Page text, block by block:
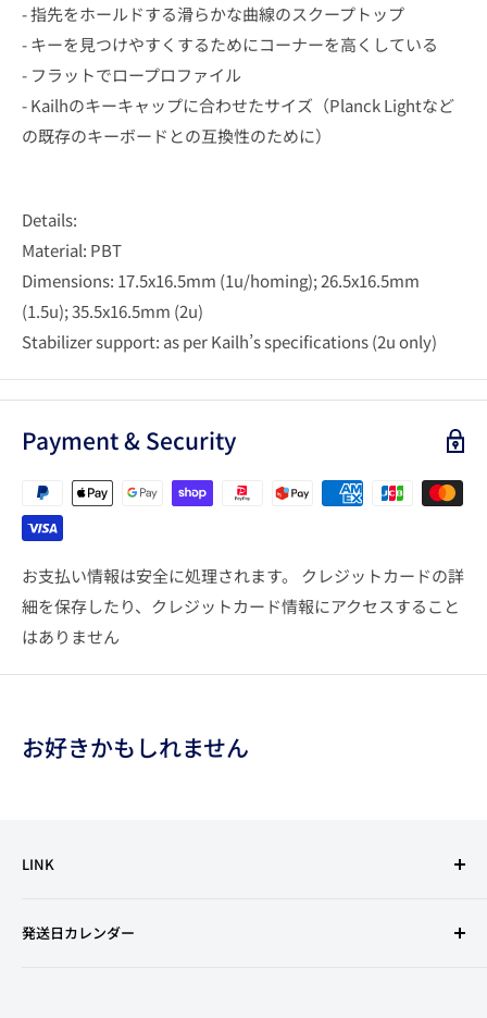
- 指先をホールドする滑らかな曲線のスクープトップ
- キーを見つけやすくするためにコーナーを高くしている
- フラットでロープロファイル
- Kailhのキーキャップに合わせたサイズ（Planck Lightなど
の既存のキーボードとの互換性のために）
Details:
Material: PBT
Dimensions: 17.5x16.5mm (1u/homing); 26.5x16.5mm
(1.5u); 35.5x16.5mm (2u)
Stabilizer support: as per Kailh’s specifications (2u only)
Payment & Security
お支払い情報は安全に処理されます。 クレジットカードの詳
細を保存したり、クレジットカード情報にアクセスすること
はありません
お好きかもしれません
LINK
特定商取引法に基づく表記
発送日カレンダー